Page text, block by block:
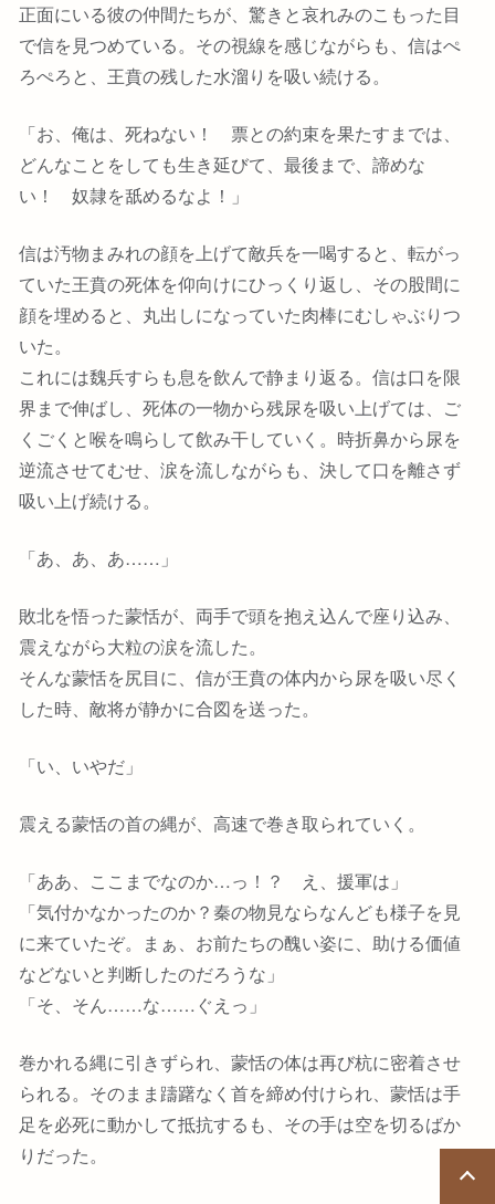
正面にいる彼の仲間たちが、驚きと哀れみのこもった目
で信を見つめている。その視線を感じながらも、信はぺ
ろぺろと、王賁の残した水溜りを吸い続ける。
「お、俺は、死ねない！ 票との約束を果たすまでは、
どんなことをしても生き延びて、最後まで、諦めな
い！ 奴隷を舐めるなよ！」
信は汚物まみれの顔を上げて敵兵を一喝すると、転がっ
ていた王賁の死体を仰向けにひっくり返し、その股間に
顔を埋めると、丸出しになっていた肉棒にむしゃぶりつ
いた。
これには魏兵すらも息を飲んで静まり返る。信は口を限
界まで伸ばし、死体の一物から残尿を吸い上げては、ご
くごくと喉を鳴らして飲み干していく。時折鼻から尿を
逆流させてむせ、涙を流しながらも、決して口を離さず
吸い上げ続ける。
「あ、あ、あ……」
敗北を悟った蒙恬が、両手で頭を抱え込んで座り込み、
震えながら大粒の涙を流した。
そんな蒙恬を尻目に、信が王賁の体内から尿を吸い尽く
した時、敵将が静かに合図を送った。
「い、いやだ」
震える蒙恬の首の縄が、高速で巻き取られていく。
「ああ、ここまでなのか…っ！？ え、援軍は」
「気付かなかったのか？秦の物見ならなんども様子を見
に来ていたぞ。まぁ、お前たちの醜い姿に、助ける価値
などないと判断したのだろうな」
「そ、そん……な……ぐえっ」
巻かれる縄に引きずられ、蒙恬の体は再び杭に密着させ
られる。そのまま躊躇なく首を締め付けられ、蒙恬は手
足を必死に動かして抵抗するも、その手は空を切るばか
りだった。